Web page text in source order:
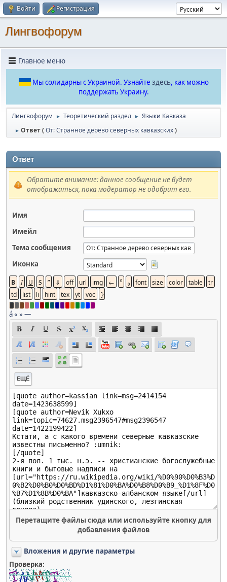
Войти Регистрация
Лингвофорум
Главное меню
Мы солидарны с Украиной. Узнайте здесь, как можно
поддержать Украину.
Лингвофорум ► Теоретический раздел ► Языки Кавказа
► Ответ (От: Странное дерево северных кавказских)
Ответ
Обратите внимание: данное сообщение не будет
отображаться, пока модератор не одобрит его.
Имя
Имейл
Тема сообщения
Иконка
á« »—
ЕЩЁ
Перетащите файлы сюда или используйте кнопку для
добавления файлов
Вложения и другие параметры
Проверка: